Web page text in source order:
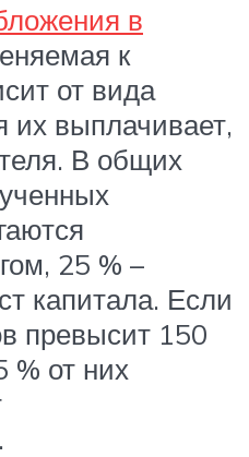
в
к
от вида
их выплачивает,
В общих
25 % –
капитала. Если
превысит 150
% от них